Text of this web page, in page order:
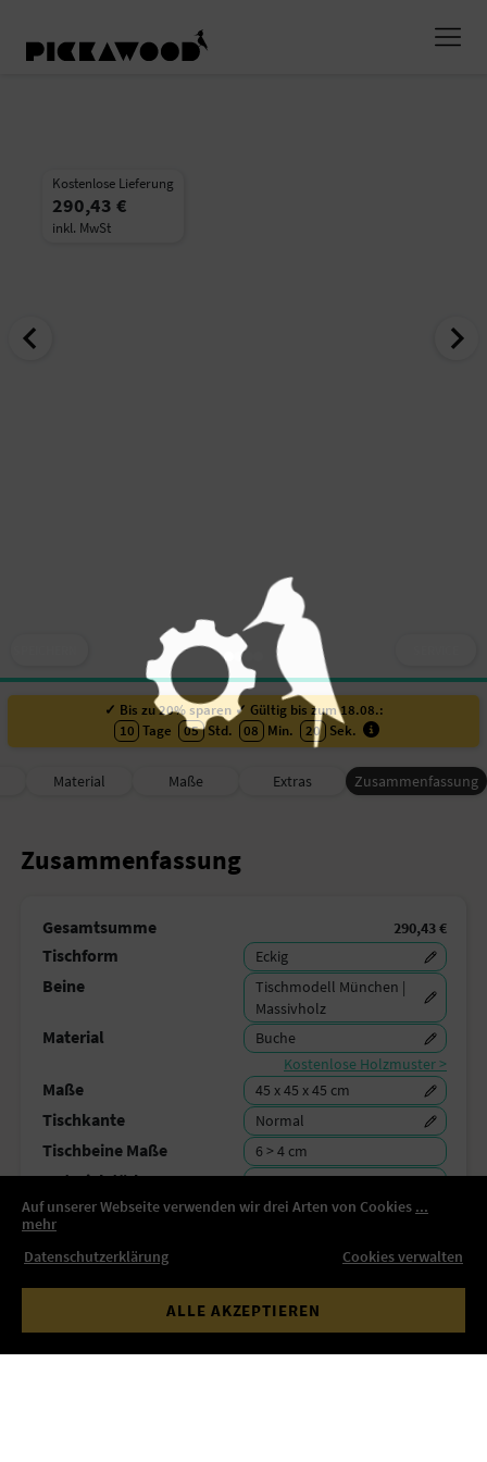
Kostenlose Lieferung
290,43 €
inkl. MwSt
✓ Bis zu 20% sparen ✓ Gültig bis zum 18.08.:
10 Tage 05 Std. 08 Min. 19 Sek.
Material Maße Extras Zusammenfassung
Zusammenfassung
Gesamtsumme 290,43 €
Tischform Eckig
Beine
Tischmodell München |
Massivholz
Material
Buche
Kostenlose Holzmuster >
Maße 45 x 45 x 45 cm
Tischkante Normal
Tischbeine Maße 6 > 4 cm
Materialstärke 3 cm
Lieferzeit 7-9 Wochen
Verpackung & Versand Kostenlose Lieferung
Gesamtsumme
Auf unserer Webseite verwenden wir drei Arten von Cookies ...
mehr
Datenschutzerklärung
Cookies verwalten
ALLE AKZEPTIEREN